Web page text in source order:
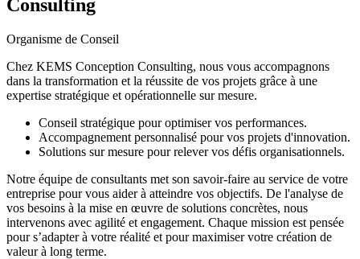
Consulting
Organisme de Conseil
Chez KEMS Conception Consulting, nous vous accompagnons
dans la transformation et la réussite de vos projets grâce à une
expertise stratégique et opérationnelle sur mesure.
Conseil stratégique pour optimiser vos performances.
Accompagnement personnalisé pour vos projets d'innovation.
Solutions sur mesure pour relever vos défis organisationnels.
Notre équipe de consultants met son savoir-faire au service de votre
entreprise pour vous aider à atteindre vos objectifs. De l'analyse de
vos besoins à la mise en œuvre de solutions concrètes, nous
intervenons avec agilité et engagement. Chaque mission est pensée
pour s’adapter à votre réalité et pour maximiser votre création de
valeur à long terme.